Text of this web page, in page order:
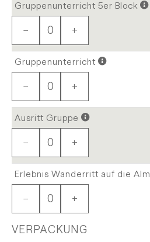
− +
Gruppenunterricht 5er Block
− +
Gruppenunterricht
− +
Ausritt Gruppe
− +
Erlebnis Wanderritt auf die Alm
VERPACKUNG